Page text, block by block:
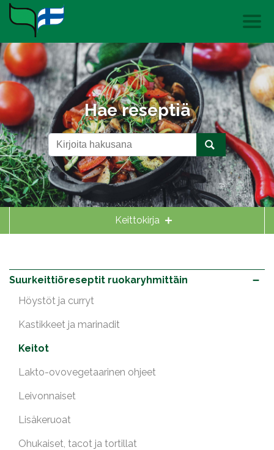
Hae reseptiä
Keittokirja
Suurkeittiöreseptit ruokaryhmittäin
Höystöt ja curryt
Kastikkeet ja marinadit
Keitot
Lakto-ovovegetaarinen ohjeet
Leivonnaiset
Lisäkeruoat
Ohukaiset, tacot ja tortillat